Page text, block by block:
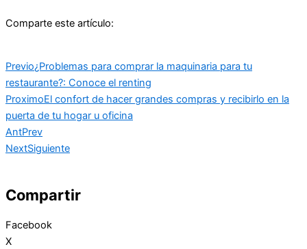
Comparte este artículo:
Previo¿Problemas para comprar la maquinaria para tu
restaurante?: Conoce el renting
ProximoEl confort de hacer grandes compras y recibirlo en la
puerta de tu hogar u oficina
AntPrev
NextSiguiente
Compartir
Facebook
X